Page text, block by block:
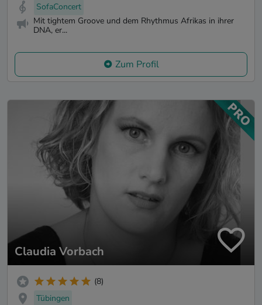
SofaConcert
Mit tightem Groove und dem Rhythmus Afrikas in ihrer
DNA, er...
Zum Profil
Claudia Vorbach
(8)
Tübingen